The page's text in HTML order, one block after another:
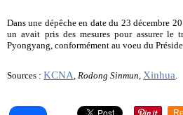
Dans une dépêche en date du 23 décembre
un avait pris des mesures pour assurer le
Pyongyang, conformément au voeu du
Sources : KCNA, Rodong Sinmun, Xinhua.